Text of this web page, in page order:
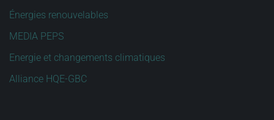
Énergies renouvelables
MEDIA PEPS
Energie et changements climatiques
Alliance HQE-GBC